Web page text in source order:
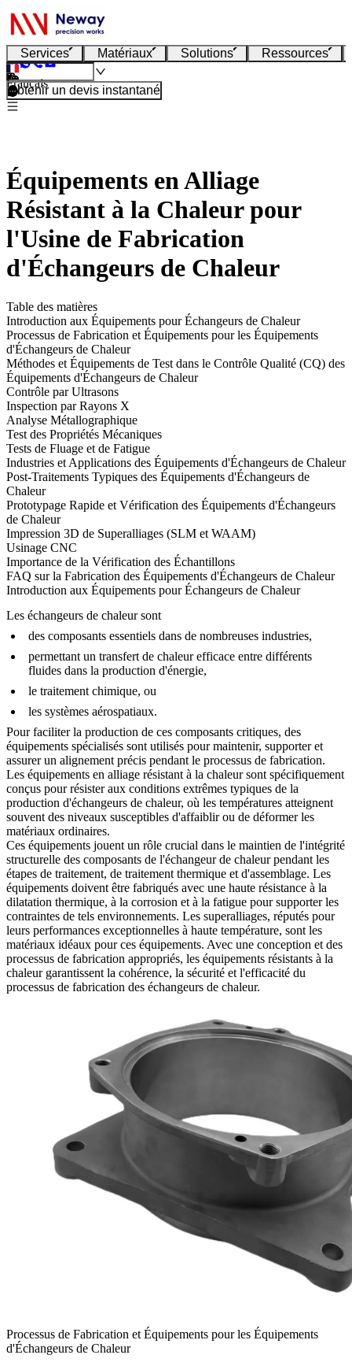
Services Matériaux Solutions Ressources
Français
Obtenir un devis instantané
Équipements en Alliage
Résistant à la Chaleur pour
l'Usine de Fabrication
d'Échangeurs de Chaleur
Table des matières
Introduction aux Équipements pour Échangeurs de Chaleur
Processus de Fabrication et Équipements pour les Équipements
d'Échangeurs de Chaleur
Méthodes et Équipements de Test dans le Contrôle Qualité (CQ) des
Équipements d'Échangeurs de Chaleur
Contrôle par Ultrasons
Inspection par Rayons X
Analyse Métallographique
Test des Propriétés Mécaniques
Tests de Fluage et de Fatigue
Industries et Applications des Équipements d'Échangeurs de Chaleur
Post-Traitements Typiques des Équipements d'Échangeurs de
Chaleur
Prototypage Rapide et Vérification des Équipements d'Échangeurs
de Chaleur
Impression 3D de Superalliages (SLM et WAAM)
Usinage CNC
Importance de la Vérification des Échantillons
FAQ sur la Fabrication des Équipements d'Échangeurs de Chaleur
Introduction aux Équipements pour Échangeurs de Chaleur
Les échangeurs de chaleur sont
des composants essentiels dans de nombreuses industries,
permettant un transfert de chaleur efficace entre différents
fluides dans la production d'énergie,
le traitement chimique, ou
les systèmes aérospatiaux.
Pour faciliter la production de ces composants critiques, des
équipements spécialisés sont utilisés pour maintenir, supporter et
assurer un alignement précis pendant le processus de fabrication.
Les équipements en alliage résistant à la chaleur sont spécifiquement
conçus pour résister aux conditions extrêmes typiques de la
production d'échangeurs de chaleur, où les températures atteignent
souvent des niveaux susceptibles d'affaiblir ou de déformer les
matériaux ordinaires.
Ces équipements jouent un rôle crucial dans le maintien de l'intégrité
structurelle des composants de l'échangeur de chaleur pendant les
étapes de traitement, de traitement thermique et d'assemblage. Les
équipements doivent être fabriqués avec une haute résistance à la
dilatation thermique, à la corrosion et à la fatigue pour supporter les
contraintes de tels environnements. Les superalliages, réputés pour
leurs performances exceptionnelles à haute température, sont les
matériaux idéaux pour ces équipements. Avec une conception et des
processus de fabrication appropriés, les équipements résistants à la
chaleur garantissent la cohérence, la sécurité et l'efficacité du
processus de fabrication des échangeurs de chaleur.
Processus de Fabrication et Équipements pour les Équipements
d'Échangeurs de Chaleur